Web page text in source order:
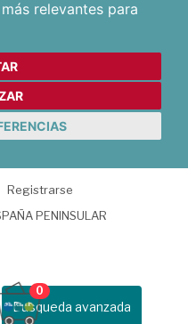
relevantes para
Registrarse
PENINSULAR
Busqueda avanzada
0